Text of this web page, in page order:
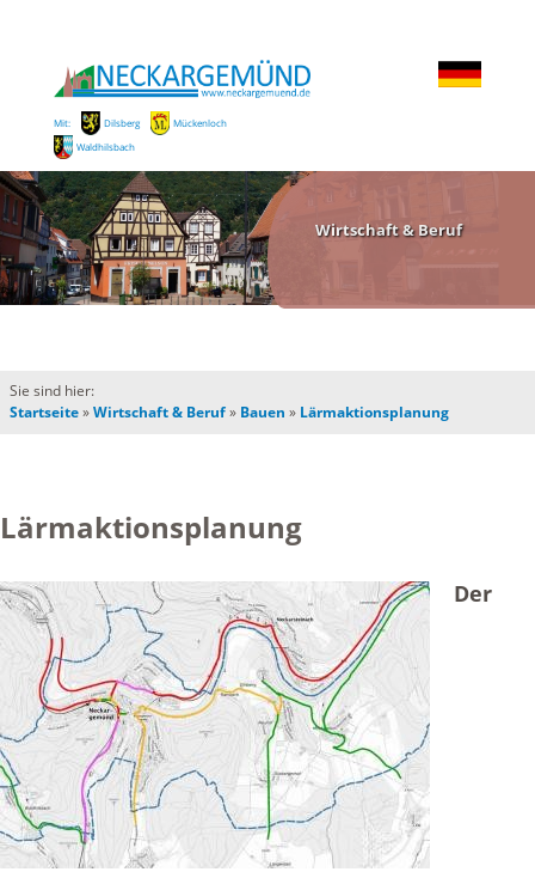
Mit: Dilsberg
Mückenloch
Waldhilsbach
Wirtschaft & Beruf
Sie sind hier:
Startseite»Wirtschaft & Beruf» Bauen » Lärmaktionsplanung
Lärmaktionsplanung
Der